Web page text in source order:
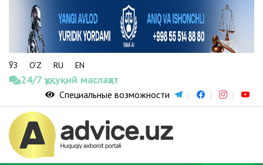
ЎЗ O‘Z RU EN
24/7 ҳуқуқий маслаҳат
Специальные возможности